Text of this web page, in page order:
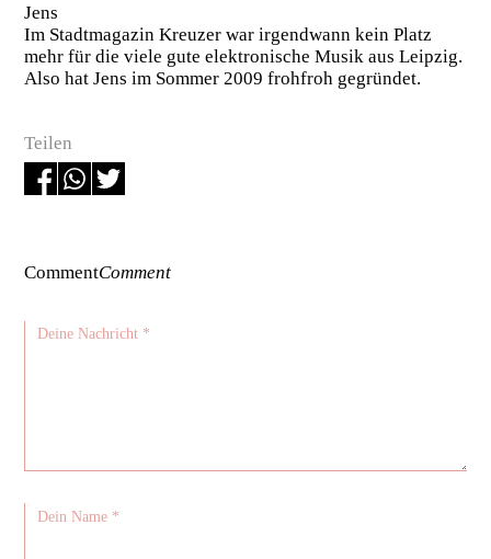
Jens
Im Stadtmagazin Kreuzer war irgendwann kein Platz
mehr für die viele gute elektronische Musik aus Leipzig.
Also hat Jens im Sommer 2009 frohfroh gegründet.
Teilen
CommentComment